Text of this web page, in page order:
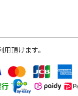
頂けます。